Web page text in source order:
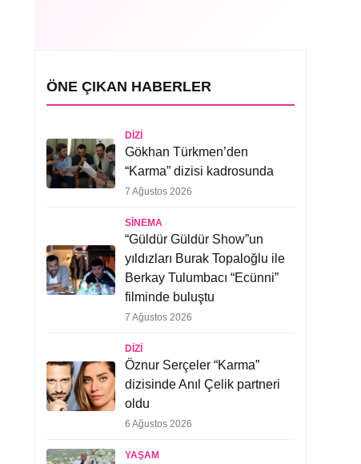
ÖNE ÇIKAN HABERLER
DIZI
Gökhan Türkmen’den
“Karma” dizisi kadrosunda
7 Ağustos 2026
SINEMA
“Güldür Güldür Show”un
yıldızları Burak Topaloğlu ile
Berkay Tulumbacı “Ecünni”
filminde buluştu
7 Ağustos 2026
DIZI
Öznur Serçeler “Karma”
dizisinde Anıl Çelik partneri
oldu
6 Ağustos 2026
YAŞAM